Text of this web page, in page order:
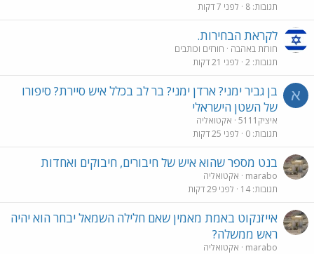
תגובות 8 לפני 7 דקות
לקראת הבחירות.
חורזת באהבה
חורזים וכותבים
תגובות 2 לפני 21 דקות
א
בן גביר ימני? ארדן ימני? בר לב בכלל איש סיירת? סיפורו
של השטן הישראלי
איציק5111
אקטואליה
תגובות 0 לפני 25 דקות
בנט מספר שהוא איש של חיבורים, חיבוקים ואחדות
marabo
אקטואליה
תגובות 14 לפני 29 דקות
אייזנקוט באמת מאמין שאם חלילה השמאל יבחר הוא יהיה
ראש ממשלה?
marabo
אקטואליה